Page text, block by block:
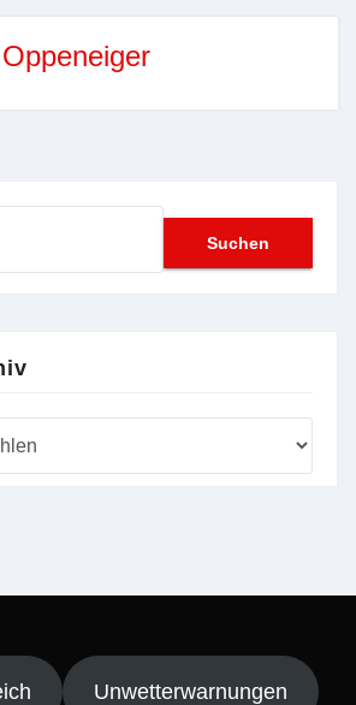
Unwetterwarnungen